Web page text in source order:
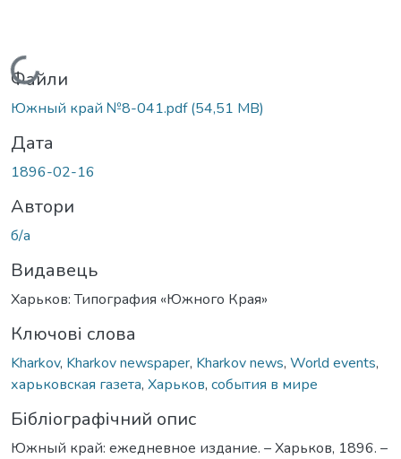
Вантажиться...
Файли
Южный край №8-041.pdf(54,51 MB)
Дата
1896-02-16
Автори
б/а
Видавець
Харьков: Типография «Южного Края»
Ключові слова
Kharkov, Kharkov newspaper, Kharkov news, World events,
харьковская газета, Харьков, события в мире
Бібліографічний опис
Южный край: ежедневное издание. – Харьков, 1896. –